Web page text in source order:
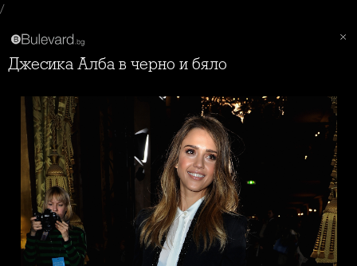
/
Джесика Алба в черно и бяло